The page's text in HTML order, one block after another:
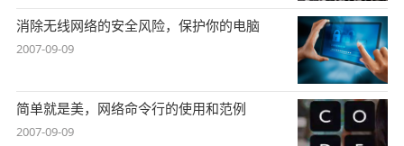
消除无线网络的安全风险，保护你的电脑
2007-09-09
简单就是美，网络命令行的使用和范例
2007-09-09